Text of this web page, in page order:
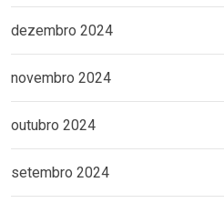
dezembro 2024
novembro 2024
outubro 2024
setembro 2024